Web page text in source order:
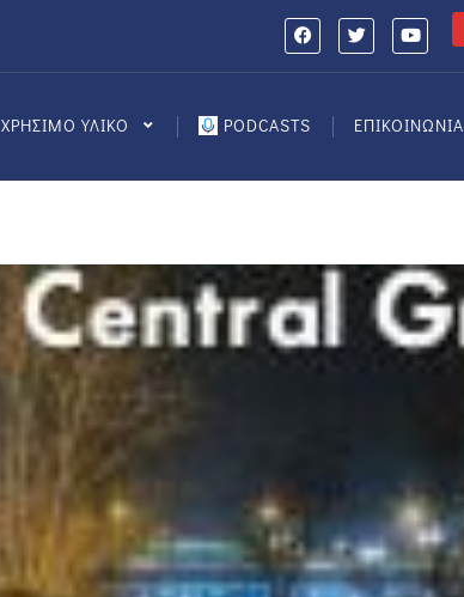
ΧΡΗΣΙΜΟ ΥΛΙΚΟ PODCASTS ΕΠΙΚΟΙΝΩΝΙΑ